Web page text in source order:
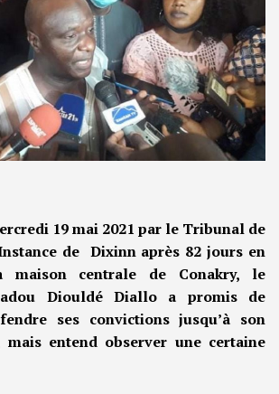
19 mai 2021 par le Tribunal de
de Dixinn après 82 jours en
maison centrale de Conakry, le
Diouldé Diallo a promis de
ses convictions jusqu’à son
entend observer une certaine